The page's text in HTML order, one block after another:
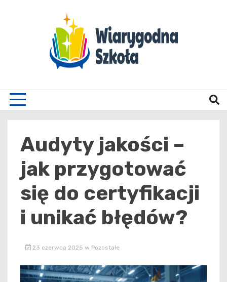
Audyty jakości –
jak przygotować
się do certyfikacji
i unikać błędów?
23 czerwca 2025 w Pozostałe